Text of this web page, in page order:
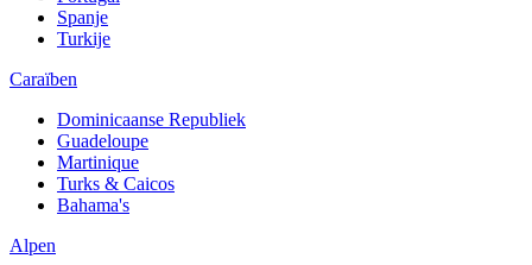
Spanje
Turkije
Caraïben
Dominicaanse Republiek
Guadeloupe
Martinique
Turks & Caicos
Bahama's
Alpen